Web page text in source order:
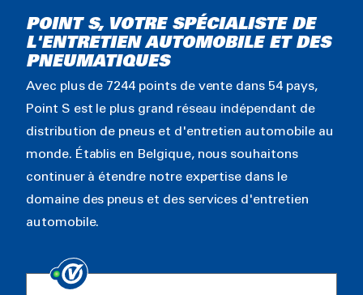
POINT S, VOTRE SPÉCIALISTE DE
L'ENTRETIEN AUTOMOBILE ET DES
PNEUMATIQUES
Avec plus de 7244 points de vente dans 54 pays,
Point S est le plus grand réseau indépendant de
distribution de pneus et d'entretien automobile au
monde. Établis en Belgique, nous souhaitons
continuer à étendre notre expertise dans le
domaine des pneus et des services d'entretien
automobile.